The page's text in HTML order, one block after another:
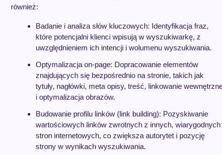
również:
Badanie i analiza słów kluczowych: Identyfikacja fraz,
które potencjalni klienci wpisują w wyszukiwarkę, z
uwzględnieniem ich intencji i wolumenu wyszukiwania.
Optymalizacja on-page: Dopracowanie elementów
znajdujących się bezpośrednio na stronie, takich jak
tytuły, nagłówki, meta opisy, treść, linkowanie
i optymalizacja obrazów.
Budowanie profilu linków (link building): Pozyskiwanie
wartościowych linków zwrotnych z innych, wiarygodnych
stron internetowych, co zwiększa autorytet i pozycję
strony w wynikach wyszukiwania.